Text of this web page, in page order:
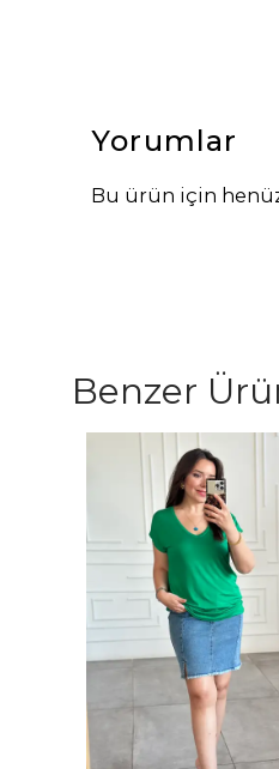
Yorumlar
Bu ürün için
Benzer